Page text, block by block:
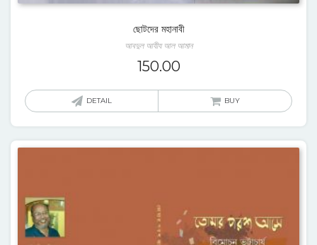
ছোটদের মহানাবী
আবদুল আযীয আল আমান
150.00
DETAIL BUY